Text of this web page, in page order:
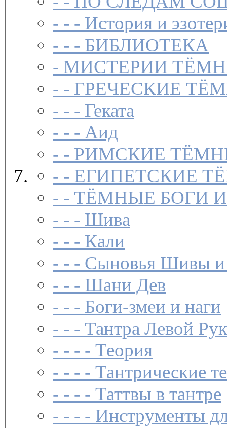
- - - История и
- - - БИБЛИОТЕКА
- МИСТЕРИИ
- - ГРЕЧЕСКИЕ
- - - Геката
- - - Аид
- - РИМСКИЕ
- - ЕГИПЕТСКИЕ
- - ТЁМНЫЕ БОГИ
- - - Шива
- - - Кали
- - - Сыновья Шивы
- - - Шани Дев
- - - Боги-змеи и наги
- - - Тантра Левой
- - - - Теория
- - - - Тантрические
- - - - Таттвы в тантре
- - - - Инструменты